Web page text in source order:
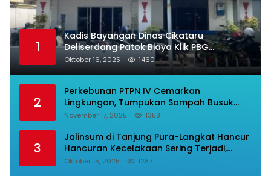
1
Kadis Bayangan Dinas Cikataru
Deliserdang Patok Biaya Klik PBG
Luarbiasa Besar, Bupati Dipermalukan
Oktober 16, 2025 1460
2
Perkebunan PTPN IV Cemarkan
Lingkungan, Tumpukan Sampah Busuk
Dibiarkan Menggunung Di Areal Rumah
November 17, 2025 1353
3
Jalinsum di Tanjung Pura-Langkat Hancur
Hancuran Kecelakaan Sering Terjadi,
Masyarakat Mnta Presiden Prabowo Beri
Oktober 15, 2025 1287